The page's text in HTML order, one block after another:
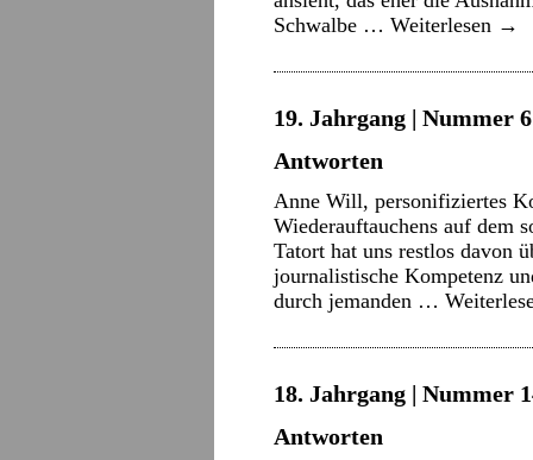
Schwalbe … Weiterlesen →
19. Jahrgang | Nummer
Antworten
Anne Will, personifiziertes
Wiederauftauchens auf dem
Tatort hat uns restlos davon
journalistische Kompetenz
durch jemanden …
18. Jahrgang | Nummer
Antworten